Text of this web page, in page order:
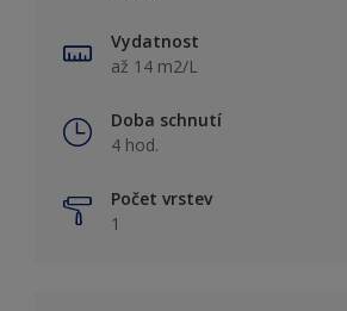
Vydatnost
až 14 m2/L
Doba schnutí
4 hod.
Počet vrstev
1